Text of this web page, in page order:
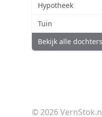
Hypotheek
Tuin
Bekijk alle
© 2026